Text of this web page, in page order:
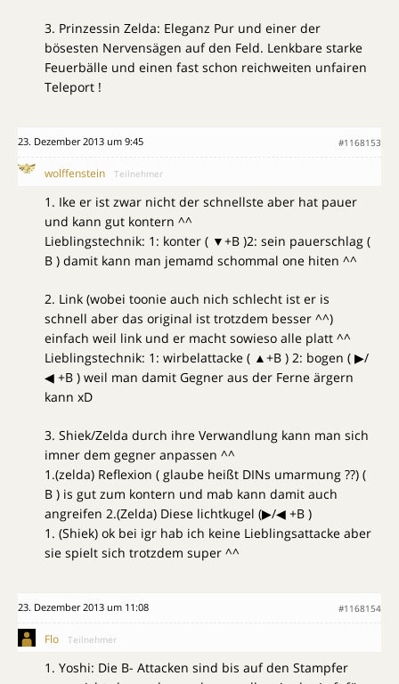
3. Prinzessin Zelda: Eleganz Pur und einer der
bösesten Nervensägen auf den Feld. Lenkbare starke
Feuerbälle und einen fast schon reichweiten unfairen
Teleport !
23. Dezember 2013 um 9:45 #1168153
wolffenstein Teilnehmer
1. Ike er ist zwar nicht der schnellste aber hat pauer
und kann gut kontern ^^
Lieblingstechnik: 1: konter ( ▼+B )2: sein pauerschlag (
B ) damit kann man jemamd schommal one hiten ^^
2. Link (wobei toonie auch nich schlecht ist er is
schnell aber das original ist trotzdem besser ^^)
einfach weil link und er macht sowieso alle platt ^^
Lieblingstechnik: 1: wirbelattacke ( ▲+B ) 2: bogen ( ▶/
◀ +B ) weil man damit Gegner aus der Ferne ärgern
kann xD
3. Shiek/Zelda durch ihre Verwandlung kann man sich
imner dem gegner anpassen ^^
1.(zelda) Reflexion ( glaube heißt DINs umarmung ??) (
B ) is gut zum kontern und mab kann damit auch
angreifen 2.(Zelda) Diese lichtkugel (▶/◀ +B )
1. (Shiek) ok bei igr hab ich keine Lieblingsattacke aber
sie spielt sich trotzdem super ^^
23. Dezember 2013 um 11:08 #1168154
Flo Teilnehmer
1. Yoshi: Die B- Attacken sind bis auf den Stampfer